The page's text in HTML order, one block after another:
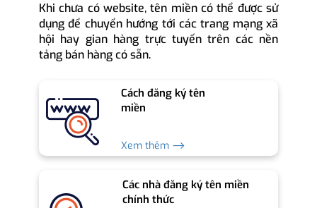
Khi chưa có website, tên miền có thể được sử
dụng để chuyển hướng tới các trang mạng xã
hội hay gian hàng trực tuyến trên các nền
tảng bán hàng có sẵn.
Cách đăng ký tên
miền
Xem thêm ⟶
Các nhà đăng ký tên miền
chính thức